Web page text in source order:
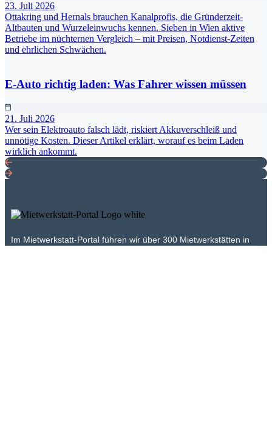
23. Juli 2026
Ottakring und Hernals brauchen Kanalprofis, die Gründerzeit-
Altbauten und Wurzeleinwuchs kennen. Sieben in Wien aktive
Betriebe im nüchternen Vergleich – mit Preisen, Notdienst-Zeiten
und ehrlichen Schwächen.
21. Juli 2026